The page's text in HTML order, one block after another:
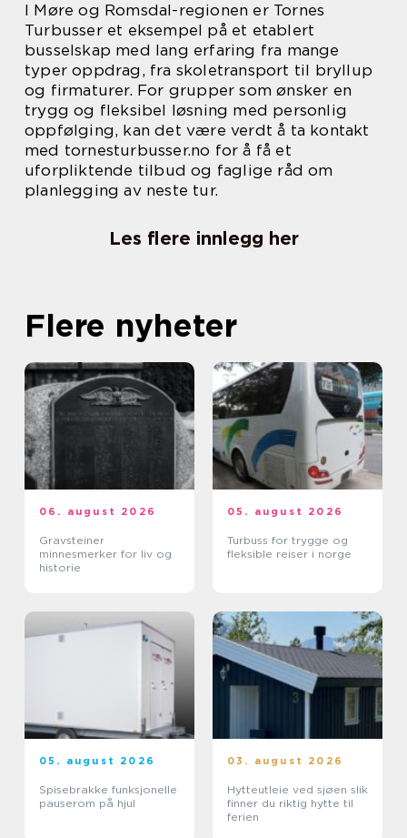
I Møre og Romsdal-regionen er Tornes
Turbusser et eksempel på et etablert
busselskap med lang erfaring fra mange
typer oppdrag, fra skoletransport til bryllup
og firmaturer. For grupper som ønsker en
trygg og fleksibel løsning med personlig
oppfølging, kan det være verdt å ta kontakt
med tornesturbusser.no for å få et
uforpliktende tilbud og faglige råd om
planlegging av neste tur.
Les flere innlegg her
Flere nyheter
06. august 2026
Gravsteiner
minnesmerker for liv og
historie
05. august 2026
Turbuss for trygge og
fleksible reiser i norge
05. august 2026
Spisebrakke funksjonelle
pauserom på hjul
03. august 2026
Hytteutleie ved sjøen slik
finner du riktig hytte til
ferien